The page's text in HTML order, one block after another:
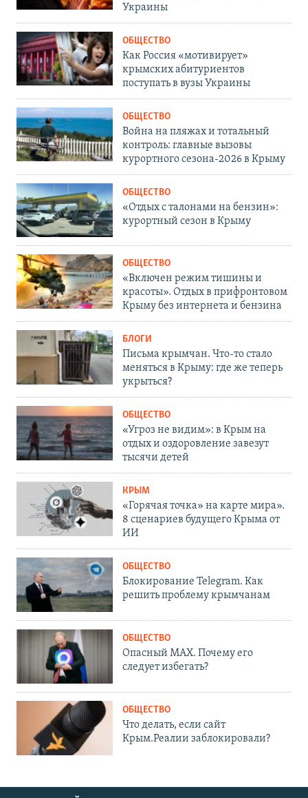
Украины
ОБЩЕСТВО
Как Россия «мотивирует»
крымских абитуриентов
поступать в вузы Украины
ОБЩЕСТВО
Война на пляжах и тотальный
контроль: главные вызовы
курортного сезона-2026 в Крыму
ОБЩЕСТВО
«Отдых с талонами на бензин»:
курортный сезон в Крыму
ОБЩЕСТВО
«Включен режим тишины и
красоты». Отдых в прифронтовом
Крыму без интернета и бензина
БЛОГИ
Письма крымчан. Что-то стало
меняться в Крыму: где же теперь
укрыться?
ОБЩЕСТВО
«Угроз не видим»: в Крым на
отдых и оздоровление завезут
тысячи детей
КРЫМ
«Горячая точка» на карте мира».
8 сценариев будущего Крыма от
ИИ
ОБЩЕСТВО
Блокирование Telegram. Как
решить проблему крымчанам
ОБЩЕСТВО
Опасный MAX. Почему его
следует избегать?
ОБЩЕСТВО
Что делать, если сайт
Крым.Реалии заблокировали?